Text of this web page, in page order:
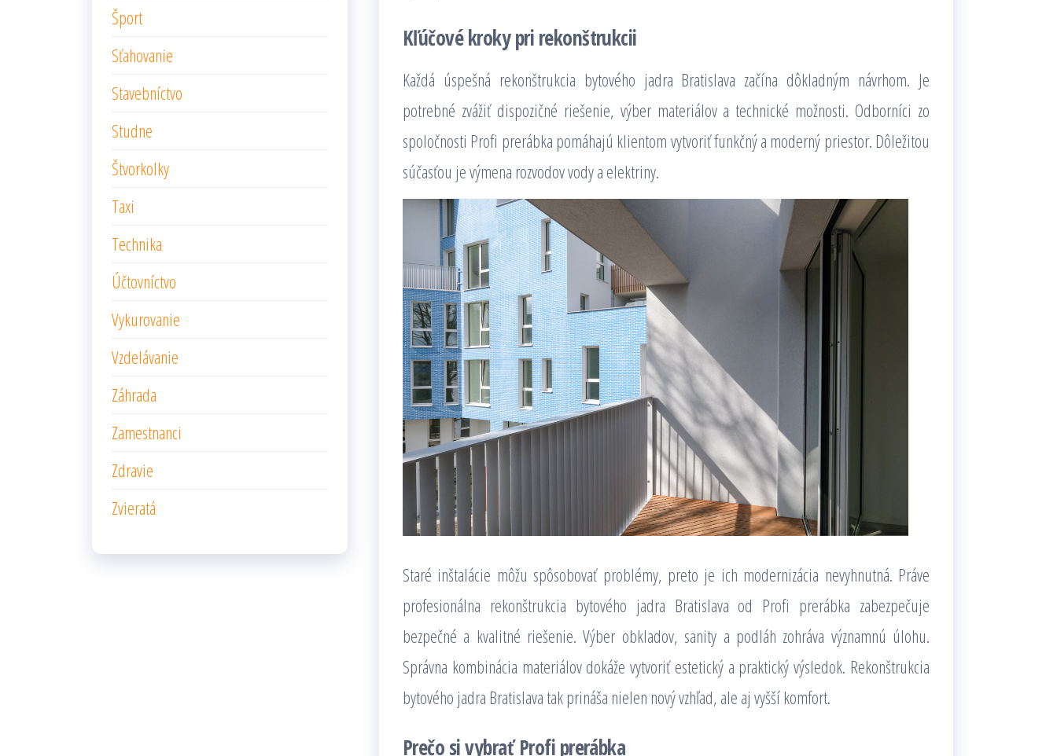
Kľúčové kroky pri rekonštrukcii
Každá úspešná rekonštrukcia bytového jadra Bratislava začína dôkladným návrhom. Je
potrebné zvážiť dispozičné riešenie, výber materiálov a technické možnosti. Odborníci zo
spoločnosti Profi prerábka pomáhajú klientom vytvoriť funkčný a moderný priestor. Dôležitou
súčasťou je výmena rozvodov vody a elektriny.
Staré inštalácie môžu spôsobovať problémy, preto je ich modernizácia nevyhnutná. Práve
profesionálna rekonštrukcia bytového jadra Bratislava od Profi prerábka zabezpečuje
bezpečné a kvalitné riešenie. Výber obkladov, sanity a podláh zohráva významnú úlohu.
Správna kombinácia materiálov dokáže vytvoriť estetický a praktický výsledok. Rekonštrukcia
bytového jadra Bratislava tak prináša nielen nový vzhľad, ale aj vyšší komfort.
Prečo si vybrať Profi prerábka
Šport
Sťahovanie
Stavebníctvo
Studne
Štvorkolky
Taxi
Technika
Účtovníctvo
Vykurovanie
Vzdelávanie
Záhrada
Zamestnanci
Zdravie
Zvieratá